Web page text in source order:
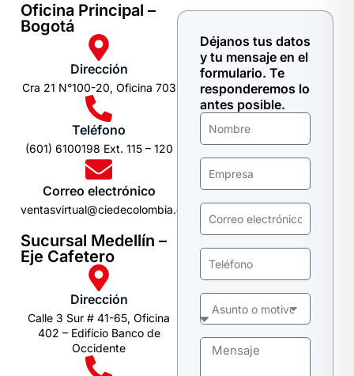
Oficina Principal –
Bogotá
Dirección
Cra 21 N°100-20, Oficina 703
Teléfono
(601) 6100198 Ext. 115 – 120
Correo electrónico
ventasvirtual@ciedecolombia.com
Sucursal Medellín –
Eje Cafetero
Dirección
Calle 3 Sur # 41-65, Oficina
402 – Edificio Banco de
Occidente
Déjanos tus datos
y tu mensaje en el
formulario. Te
responderemos lo
antes posible.